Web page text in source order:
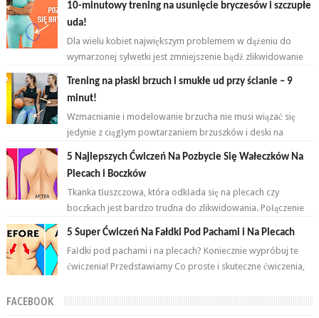
10-minutowy trening na usunięcie bryczesów i szczupłe
uda!
Dla wielu kobiet największym problemem w dążeniu do
wymarzonej sylwetki jest zmniejszenie bądź zlikwidowanie
Trening na płaski brzuch i smukłe ud przy ścianie – 9
minut!
Wzmacnianie i modelowanie brzucha nie musi wiązać się
jedynie z ciągłym powtarzaniem brzuszków i deski na
przemian. Brzuch to nie jeden...
5 Najlepszych Ćwiczeń Na Pozbycie Się Wałeczków Na
Plecach i Boczków
Tkanka tłuszczowa, która odkłada się na plecach czy
boczkach jest bardzo trudna do zlikwidowania. Połączenie
odpowiednich ćwiczeń oraz ...
5 Super Ćwiczeń Na Fałdki Pod Pachami i Na Plecach
Fałdki pod pachami i na plecach? Koniecznie wypróbuj te
ćwiczenia! Przedstawiamy Co proste i skuteczne ćwiczenia,
FACEBOOK